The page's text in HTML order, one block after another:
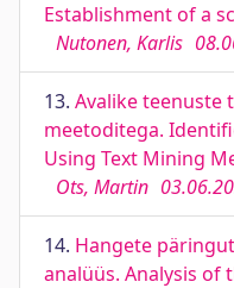
Establishment of a
Nutonen, Karlis
13. Avalike teenuste
meetoditega.
Using Text Mining
Ots, Martin
14. Hangete
analüüs. Analysis